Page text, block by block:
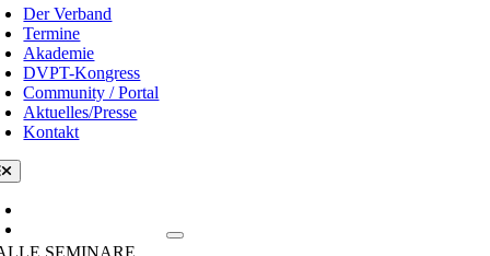
Der Verband
Termine
Akademie
DVPT-Kongress
Community / Portal
Aktuelles/Presse
Kontakt
Seminare & Themen
SEMINARE